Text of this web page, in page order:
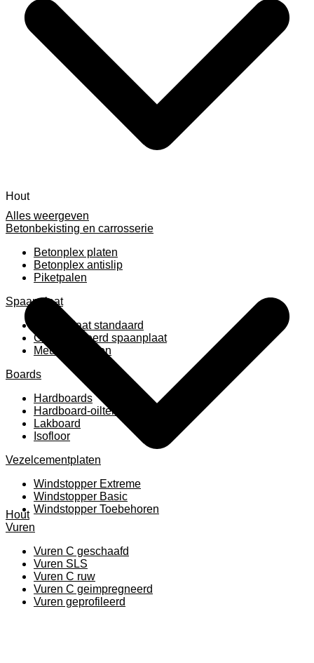
Alles weergeven
Betonbekisting en carrosserie
Betonplex platen
Betonplex antislip
Piketpalen
Spaanplaat
Spaanplaat standaard
Geplastificeerd spaanplaat
Meubelpanelen
Boards
Hardboards
Hardboard-oiltemperated
Lakboard
Isofloor
Vezelcementplaten
Windstopper Extreme
Windstopper Basic
Windstopper Toebehoren
Hout
Hout
Vuren
Vuren C geschaafd
Vuren SLS
Vuren C ruw
Vuren C geimpregneerd
Vuren geprofileerd